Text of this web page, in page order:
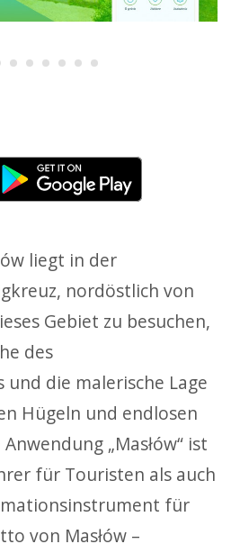
liegt in der
nordöstlich von
Gebiet zu besuchen,
des
und die malerische Lage
Hügeln und endlosen
„Masłów“ ist
für Touristen als auch
für
von Masłów –